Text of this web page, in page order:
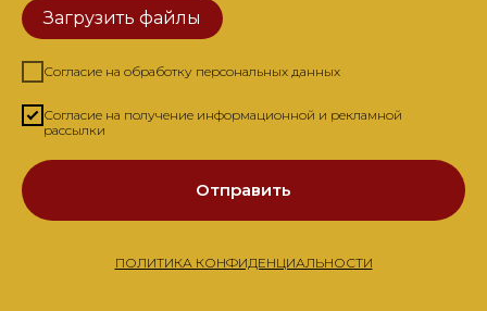
Загрузить файлы
Согласие на обработку персональных данных
Согласие на получение информационной и рекламной
рассылки
Отправить
ПОЛИТИКА КОНФИДЕНЦИАЛЬНОСТИ